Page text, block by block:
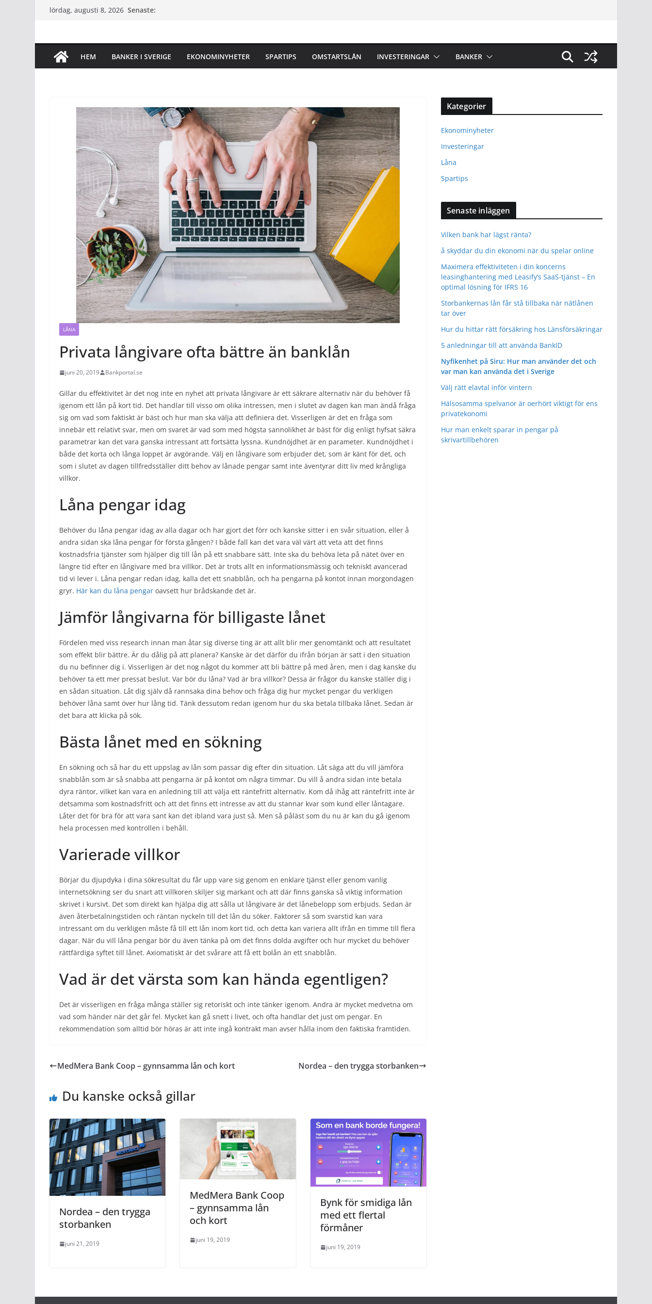
Hoppalördag, augusti 8, 2026 Senaste:
HEM BANKER I SVERIGE EKONOMINYHETER SPARTIPS OMSTARTSLÅN INVESTERINGAR BANKER
LÅNA
Privata långivare ofta bättre än banklån
juni 20, 2019 Bankportal.se
Gillar du effektivitet är det nog inte en nyhet att privata långivare är ett säkrare alternativ när du behöver få
igenom ett lån på kort tid. Det handlar till visso om olika intressen, men i slutet av dagen kan man ändå fråga
sig om vad som faktiskt är bäst och hur man ska välja att definiera det. Visserligen är det en fråga som
innebär ett relativt svar, men om svaret är vad som med högsta sannolikhet är bäst för dig enligt hyfsat säkra
parametrar kan det vara ganska intressant att fortsätta lyssna. Kundnöjdhet är en parameter. Kundnöjdhet i
både det korta och långa loppet är avgörande. Välj en långivare som erbjuder det, som är känt för det, och
som i slutet av dagen tillfredsställer ditt behov av lånade pengar samt inte äventyrar ditt liv med krångliga
villkor.
Låna pengar idag
Behöver du låna pengar idag av alla dagar och har gjort det förr och kanske sitter i en svår situation, eller å
andra sidan ska låna pengar för första gången? I både fall kan det vara väl värt att veta att det finns
kostnadsfria tjänster som hjälper dig till lån på ett snabbare sätt. Inte ska du behöva leta på nätet över en
längre tid efter en långivare med bra villkor. Det är trots allt en informationsmässig och tekniskt avancerad
tid vi lever i. Låna pengar redan idag, kalla det ett snabblån, och ha pengarna på kontot innan morgondagen
gryr. Här kan du låna pengar oavsett hur brådskande det är.
Jämför långivarna för billigaste lånet
Fördelen med viss research innan man åtar sig diverse ting är att allt blir mer genomtänkt och att resultatet
som effekt blir bättre. Är du dålig på att planera? Kanske är det därför du ifrån början är satt i den situation
du nu befinner dig i. Visserligen är det nog något du kommer att bli bättre på med åren, men i dag kanske du
behöver ta ett mer pressat beslut. Var bör du låna? Vad är bra villkor? Dessa är frågor du kanske ställer dig i
en sådan situation. Låt dig själv då rannsaka dina behov och fråga dig hur mycket pengar du verkligen
behöver låna samt över hur lång tid. Tänk dessutom redan igenom hur du ska betala tillbaka lånet. Sedan är
det bara att klicka på sök.
Bästa lånet med en sökning
En sökning och så har du ett uppslag av lån som passar dig efter din situation. Låt säga att du vill jämföra
snabblån som är så snabba att pengarna är på kontot om några timmar. Du vill å andra sidan inte betala
dyra räntor, vilket kan vara en anledning till att välja ett räntefritt alternativ. Kom då ihåg att räntefritt inte är
detsamma som kostnadsfritt och att det finns ett intresse av att du stannar kvar som kund eller låntagare.
Låter det för bra för att vara sant kan det ibland vara just så. Men så påläst som du nu är kan du gå igenom
hela processen med kontrollen i behåll.
Varierade villkor
Börjar du djupdyka i dina sökresultat du får upp vare sig genom en enklare tjänst eller genom vanlig
internetsökning ser du snart att villkoren skiljer sig markant och att där finns ganska så viktig information
skrivet i kursivt. Det som direkt kan hjälpa dig att sålla ut långivare är det lånebelopp som erbjuds. Sedan är
även återbetalningstiden och räntan nyckeln till det lån du söker. Faktorer så som svarstid kan vara
intressant om du verkligen måste få till ett lån inom kort tid, och detta kan variera allt ifrån en timme till flera
dagar. När du vill låna pengar bör du även tänka på om det finns dolda avgifter och hur mycket du behöver
rättfärdiga syftet till lånet. Axiomatiskt är det svårare att få ett bolån än ett snabblån.
Vad är det värsta som kan hända egentligen?
Det är visserligen en fråga många ställer sig retoriskt och inte tänker igenom. Andra är mycket medvetna om
vad som händer när det går fel. Mycket kan gå snett i livet, och ofta handlar det just om pengar. En
rekommendation som alltid bör höras är att inte ingå kontrakt man avser hålla inom den faktiska framtiden.
MedMera Bank Coop – gynnsamma lån och kort Nordea – den trygga storbanken
Du kanske också gillar
Nordea – den trygga
storbanken
juni 21, 2019
MedMera Bank Coop
– gynnsamma lån
och kort
juni 19, 2019
Bynk för smidiga lån
med ett flertal
förmåner
juni 19, 2019
Kategorier
Ekonominyheter
Investeringar
Låna
Spartips
Senaste inläggen
Vilken bank har lägst ränta?
å skyddar du din ekonomi när du spelar online
Maximera effektiviteten i din koncerns
leasinghantering med Leasify’s SaaS-tjänst – En
optimal lösning för IFRS 16
Storbankernas lån får stå tillbaka när nätlånen
tar över
Hur du hittar rätt försäkring hos Länsförsäkringar
5 anledningar till att använda BankID
Nyfikenhet på Siru: Hur man använder det och
var man kan använda det i Sverige
Välj rätt elavtal inför vintern
Hälsosamma spelvanor är oerhört viktigt för ens
privatekonomi
Hur man enkelt sparar in pengar på
skrivartillbehören